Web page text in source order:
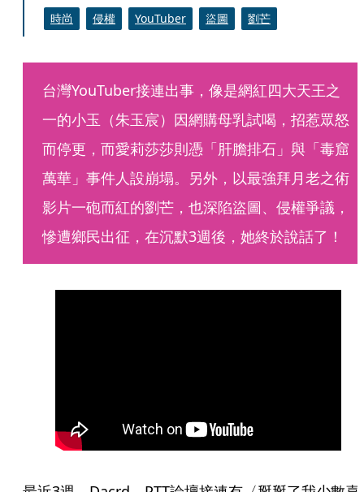
時尚 侵權 YouTuber 盜圖 劉芒
台灣YouTuber接連出事，像是網紅四大天王之
一的小玉（朱玉宸）因網購母乳試喝，招惹眾怒
而停更，而愛莉莎莎則憑「肝膽排石」與「毒窟
萬華」事件人設崩塌。另外，以最強拜月老之術
影片一砲而紅的劉芒，也深陷盜圖、侵權爭議，
慘遭鄉民出征，在沉默3週後，她終於說話了！